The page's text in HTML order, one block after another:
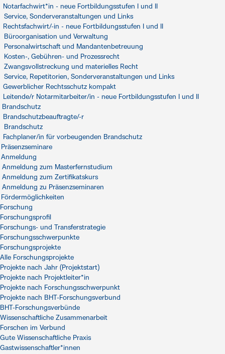
Notarfachwirt*in - neue Fortbildungsstufen I und II
Service, Sonderveranstaltungen und Links
Rechtsfachwirt/-in - neue Fortbildungsstufen I und II
Büroorganisation und Verwaltung
Personalwirtschaft und Mandantenbetreuung
Kosten-, Gebühren- und Prozessrecht
Zwangsvollstreckung und materielles Recht
Service, Repetitorien, Sonderveranstaltungen und Links
Gewerblicher Rechtsschutz kompakt
Leitende/r Notarmitarbeiter/in - neue Fortbildungsstufen I und II
Brandschutz
Brandschutzbeauftragte/-r
Brandschutz
Fachplaner/in für vorbeugenden Brandschutz
Präsenzseminare
Anmeldung
Anmeldung zum Masterfernstudium
Anmeldung zum Zertifikatskurs
Anmeldung zu Präsenzseminaren
Fördermöglichkeiten
Forschung
Forschungsprofil
Forschungs- und Transferstrategie
Forschungsschwerpunkte
Forschungsprojekte
Alle Forschungsprojekte
Projekte nach Jahr (Projektstart)
Projekte nach Projektleiter*in
Projekte nach Forschungsschwerpunkt
Projekte nach BHT-Forschungsverbund
BHT-Forschungsverbünde
Wissenschaftliche Zusammenarbeit
Forschen im Verbund
Gute Wissenschaftliche Praxis
Gastwissenschaftler*innen